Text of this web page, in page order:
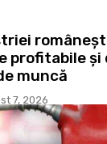
profitabile și
muncă
7, 2026